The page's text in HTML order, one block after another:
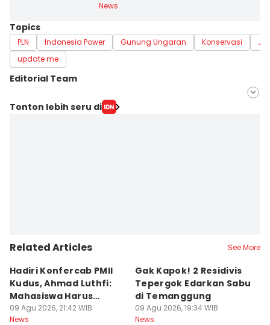
News
Topics
PLN Indonesia Power Gunung Ungaran Konservasi
update me
Editorial Team
Editor
Tonton lebih seru di
Related Articles See More
Hadiri Konfercab PMII
Kudus, Ahmad Luthfi:
Mahasiswa Harus
Konstruktif
09 Agu 2026, 21:42 WIB
News
Gak Kapok! 2 Residivis
Tepergok Edarkan Sabu
di Temanggung
09 Agu 2026, 19:34 WIB
News